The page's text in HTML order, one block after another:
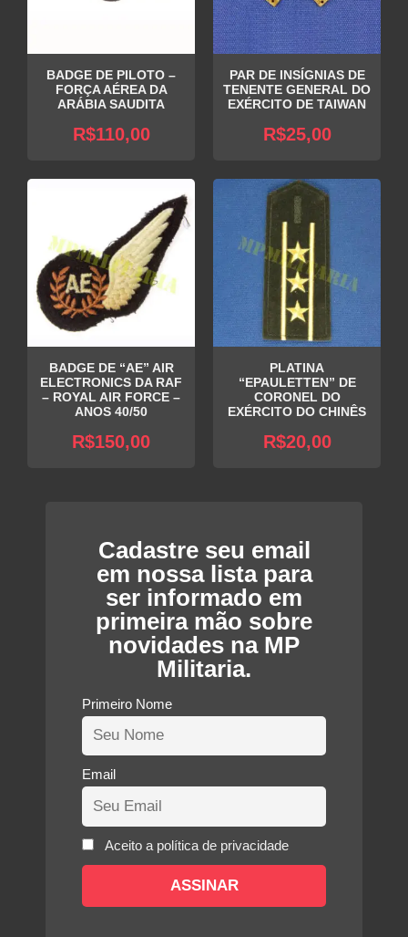
BADGE DE PILOTO –
FORÇA AÉREA DA
ARÁBIA SAUDITA
R$110,00
PAR DE INSÍGNIAS DE
TENENTE GENERAL DO
EXÉRCITO DE TAIWAN
R$25,00
BADGE DE “AE” AIR
ELECTRONICS DA RAF
– ROYAL AIR FORCE –
ANOS 40/50
R$150,00
PLATINA
“EPAULETTEN” DE
CORONEL DO
EXÉRCITO DO CHINÊS
R$20,00
Cadastre seu email
em nossa lista para
ser informado em
primeira mão sobre
novidades na MP
Militaria.
Primeiro Nome
Email
Aceito a política de privacidade